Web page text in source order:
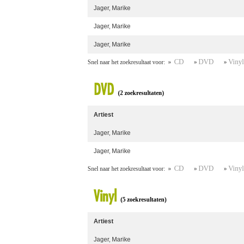
Jager, Marike
Jager, Marike
Jager, Marike
Snel naar het zoekresultaat voor: » CD » DVD » Vinyl
DVD (2 zoekresultaten)
Artiest
Jager, Marike
Jager, Marike
Snel naar het zoekresultaat voor: » CD » DVD » Vinyl
Vinyl (5 zoekresultaten)
Artiest
Jager, Marike